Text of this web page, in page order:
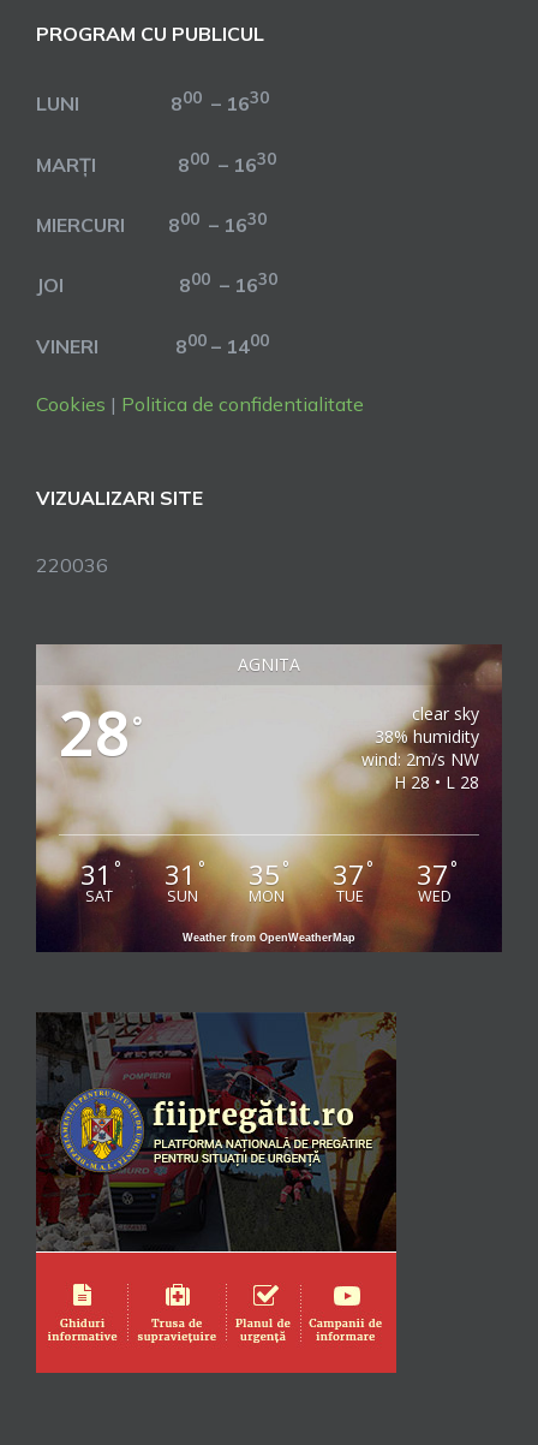
PROGRAM CU PUBLICUL
LUNI 800 – 1630
MARȚI 800 – 1630
MIERCURI 800 – 1630
JOI 800 – 1630
VINERI 800 – 1400
Cookies | Politica de confidentialitate
VIZUALIZARI SITE
220036
AGNITA
28°
clear sky
38% humidity
wind: 2m/s NW
H 28 • L 28
31 °
SAT
31°
SUN
35°
MON
37°
TUE
37°
WED
Weather from OpenWeatherMap